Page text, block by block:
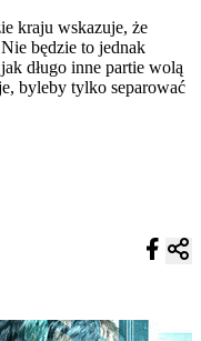
kraju wskazuje, że
będzie to jednak
długo inne partie wolą
byleby tylko separować